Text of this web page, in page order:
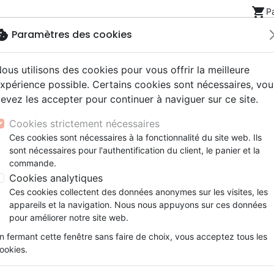
shopping_cart
NouveautésBibles
Segond 21
Segond
NEG
Livres
Famille, couple
Souffrance, Relation d'aide
Santé
eBooks
Couple
Méditations
Souffrance, Relation d'aide
Psychologie
Jeunesse
ans
Bibles jeunesse
Latino, Folk
Soul
Instrumental
Louange, Adoration
Hardrock, Métal
conférences
Documentaires, reportages
Accessoires de Bible
Papeterie
Reeve
produits par auteur
Jeunesse 9 - 12 ans
:
favorite_border
Paramètres des cookies
utilisons des cookies pour vous offrir la meilleure
possible. Certains cookies sont nécessaires,
les accepter pour continuer à naviguer sur ce site.
Cookies strictement nécessaires
Ces cookies sont nécessaires à la fonctionnalité du site web. Ils
sont nécessaires pour l'authentification du client, le panier et la
commande.
Cookies analytiques
Ces cookies collectent des données anonymes sur les visites, les
appareils et la navigation. Nous nous appuyons sur ces données
pour améliorer notre site web.
fermant cette fenêtre sans faire de choix, vous acceptez tous les